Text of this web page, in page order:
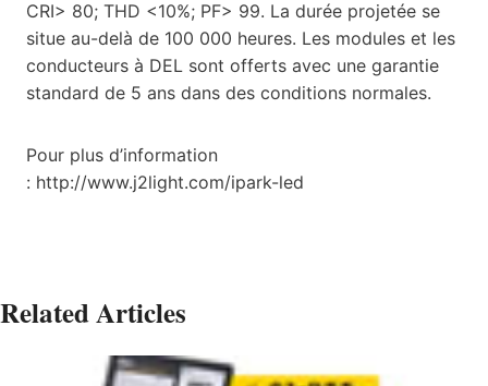
CRI> 80; THD <10%; PF> 99. La durée projetée se
situe au-delà de 100 000 heures. Les modules et les
conducteurs à DEL sont offerts avec une garantie
standard de 5 ans dans des conditions normales.
Pour plus d’information
: http://www.j2light.com/ipark-led
Related Articles